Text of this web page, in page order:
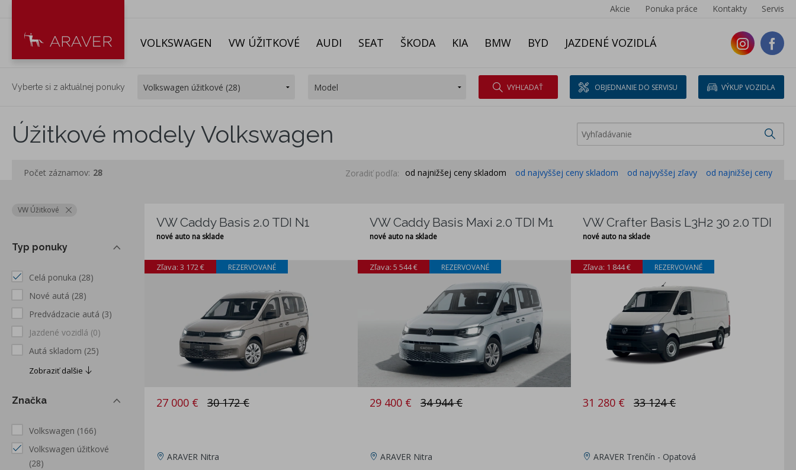
Akcie Ponuka práce Kontakty Servis
VOLKSWAGEN VW ÚŽITKOVÉ AUDI SEAT ŠKODA KIA BMW BYD JAZDENÉ VOZIDLÁ
Vyberte si z aktuálnej ponuky VYHĽADAŤ OBJEDNANIE DO SERVISU VÝKUP VOZIDLA
Úžitkové modely Volkswagen
Počet záznamov: 28 Zoradiť podľa: od najnižšej ceny skladom od najvyššej ceny skladom od najvyššej zľavy od najnižšej ceny
VW Úžitkové
Typ ponuky
Celá ponuka (28)
Nové autá (28)
Predvádzacie autá (3)
Jazdené vozidlá (0)
Autá skladom (25)
Zobraziť dalšie
Značka
Volkswagen (166)
Volkswagen úžitkové
(28)
VW Caddy Basis 2.0 TDI N1
nové auto na sklade
Zľava: 3 172 € REZERVOVANÉ
27 000 € 30 172 €
ARAVER Nitra
VW Caddy Basis Maxi 2.0 TDI M1
nové auto na sklade
Zľava: 5 544 € REZERVOVANÉ
29 400 € 34 944 €
ARAVER Nitra
VW Crafter Basis L3H2 30 2.0 TDI
nové auto na sklade
Zľava: 1 844 € REZERVOVANÉ
31 280 € 33 124 €
ARAVER Trenčín - Opatová